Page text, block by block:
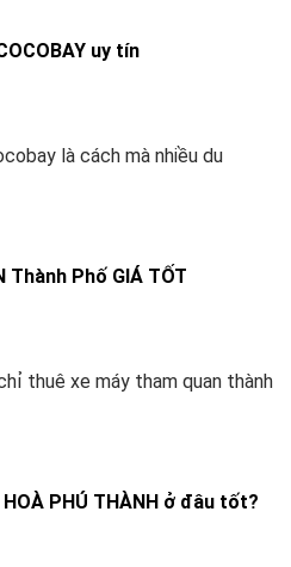
uy tín
là cách mà nhiều du
Thành Phố GIÁ TỐT
thuê xe máy tham quan thành
PHÚ THÀNH ở đâu tốt?